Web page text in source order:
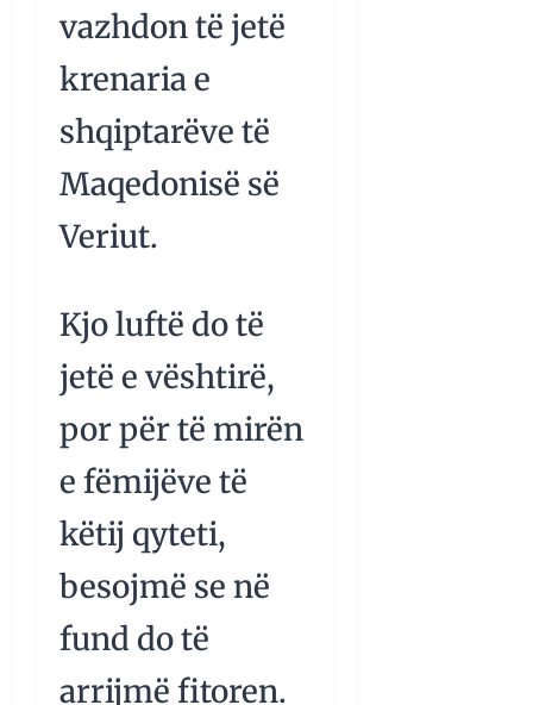
vazhdon të jetë
krenaria e
shqiptarëve të
Maqedonisë së
Veriut.
Kjo luftë do të
jetë e vështirë,
por për të mirën
e fëmijëve të
këtij qyteti,
besojmë se në
fund do të
arrijmë fitoren.